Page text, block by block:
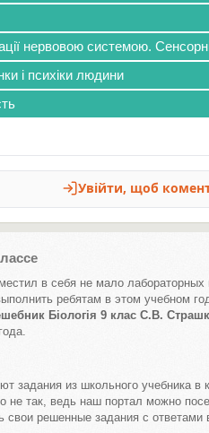
нервовою системою.
і психіки людини
в себя не мало лабораторных
ребятам в этом учебном
Біологія 9 клас С.В.
года.
задания из школьного учебника в
не так, ведь наш портал можно
свои решенные задания с ответами